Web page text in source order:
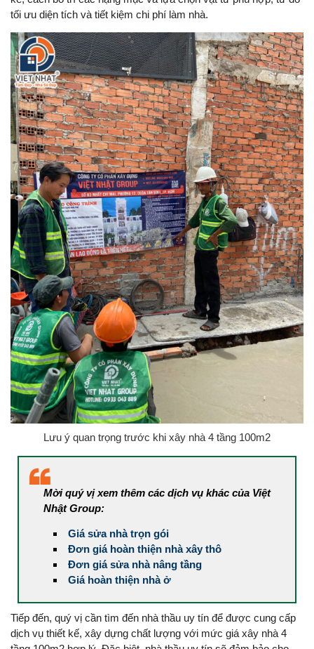
tối ưu diện tích và tiết kiệm chi phí làm nhà.
Lưu ý quan trọng trước khi xây nhà 4 tầng 100m2
Mời quý vị xem thêm các dịch vụ khác của Việt
Nhật Group:
Giá sửa nhà trọn gói
Đơn giá hoàn thiện nhà xây thô
Đơn giá sửa nhà nâng tầng
Giá hoàn thiện nhà ở
Tiếp đến, quý vị cần tìm đến nhà thầu uy tín để được cung cấp
dịch vụ thiết kế, xây dựng chất lượng với mức giá xây nhà 4